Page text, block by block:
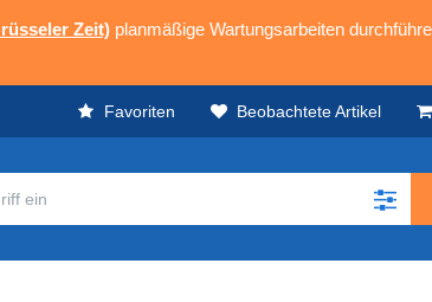
Zeit) planmäßige Wartungsarbeiten
Favoriten Beobachtete Artikel